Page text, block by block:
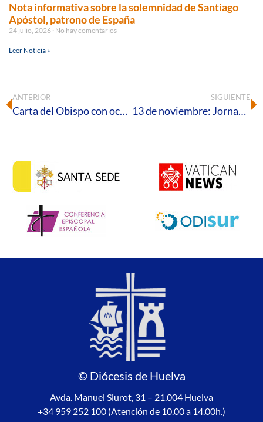
Nota informativa sobre la solemnidad de Santiago
Apóstol, patrono de España
24 julio, 2026 No hay comentarios
Leer Noticia »
ANTERIOR
Carta del Obispo con ocasión del DOMUND 2022
SIGUIENTE
13 de noviembre: Jornada Mundial de los Pobres 2022
© Diócesis de Huelva
Avda. Manuel Siurot, 31 – 21.004 Huelva
+34 959 252 100 (Atención de 10.00 a 14.00h.)